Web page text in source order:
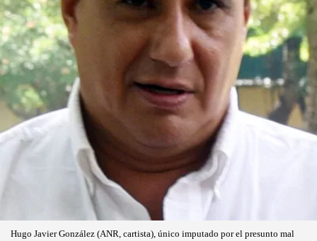
Hugo Javier González (ANR, cartista), único imputado por el presunto mal